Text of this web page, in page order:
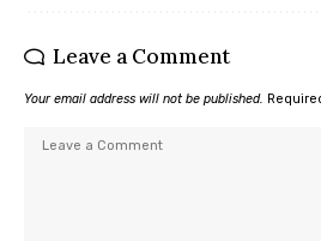
Leave a Comment
Your email address will not be published.